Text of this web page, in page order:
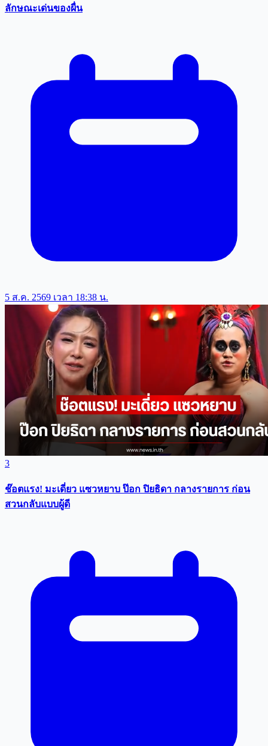
ลักษณะเด่นของผื่น
5 ส.ค. 2569 เวลา 18:38 น.
3
ช๊อตแรง! มะเดี่ยว แซวหยาบ ป๊อก ปิยธิดา กลางรายการ ก่อน
สวนกลับแบบผู้ดี